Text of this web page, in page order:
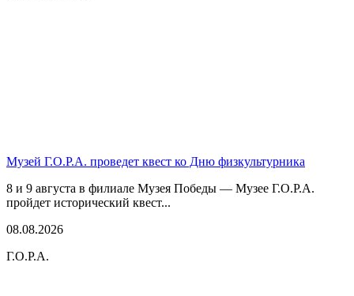
Музей Г.О.Р.А. проведет квест ко Дню физкультурника
8 и 9 августа в филиале Музея Победы — Музее Г.О.Р.А.
пройдет исторический квест...
08.08.2026
Г.О.Р.А.